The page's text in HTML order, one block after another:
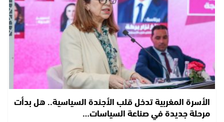
الأسرة المغربية تدخل قلب الأجندة السياسية.. هل بدأت
مرحلة جديدة في صناعة السياسات…